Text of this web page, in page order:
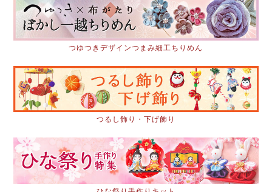
つゆつきデザインつまみ細工ちりめん
つるし飾り・下げ飾り